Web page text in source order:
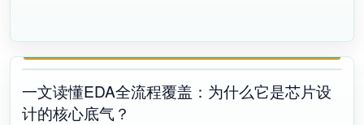
一文读懂EDA全流程覆盖：为什么它是芯片设
计的核心底气？